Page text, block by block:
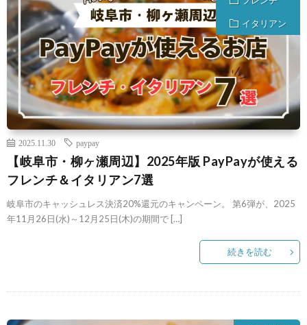
イタリアン
2025.11.30 paypay
【岐阜市・柳ヶ瀬周辺】2025年版 PayPayが使える
フレンチ＆イタリアン7選
岐阜市のキャッシュレス決済20%還元のキャンペーン。 第6弾が、2025
年11月26日(水)～12月25日(木)の期間で […]
続きを読む